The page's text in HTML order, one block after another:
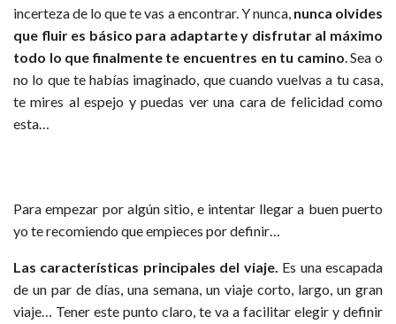
incerteza de lo que te vas a encontrar. Y nunca, nunca olvides
que fluir es básico para adaptarte y disfrutar al máximo
todo lo que finalmente te encuentres en tu camino. Sea o
no lo que te habías imaginado, que cuando vuelvas a tu casa,
te mires al espejo y puedas ver una cara de felicidad como
esta…
Para empezar por algún sitio, e intentar llegar a buen puerto
yo te recomiendo que empieces por definir…
Las características principales del viaje. Es una escapada
de un par de días, una semana, un viaje corto, largo, un gran
viaje… Tener este punto claro, te va a facilitar elegir y definir